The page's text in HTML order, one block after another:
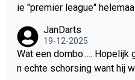
voorbeeld voordat het
inste extra duur!), een paar
in de VS ook het WK
f Poker zijn in Las Vegas
n Canada zijn dat weekend al
ie "premier league"
8 koppen en vervolgens
ekend erna alweer terug in
at. Het is gewoon altijd
JanDarts
19-12-2025
Wat een dombo.....
n echte schorsing want hij